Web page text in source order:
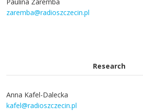
zaremba@radioszczecin.pl
Research
Anna Kafel-Dalecka
kafel@radioszczecin.pl